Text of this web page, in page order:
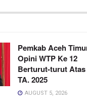
Pemkab Aceh
Opini WTP Ke 12
Berturut-turut
TA. 2025
AUGUST 5, 2026